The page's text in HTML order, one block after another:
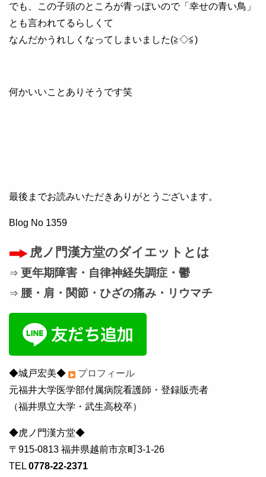
でも、この子頭のところが青っぽいので「幸せの青い鳥」
とも言われてるらしくて
なんだかうれしくなってしまいました(≧◇≦)
何かいいことありそうです笑
最後までお読みいただきありがとうございます。
Blog No 1359
虎ノ門漢方堂のダイエットとは
⇒ 更年期障害・自律神経失調症・鬱
⇒ 腰・肩・関節・ひざの痛み・リウマチ
◆城戸宏美◆
プロフィール
元福井大学医学部付属病院看護師・登録販売者
（福井県立大学・武生高校卒）
◆虎ノ門漢方堂◆
〒915-0813 福井県越前市京町3-1-26
TEL 0778-22-2371